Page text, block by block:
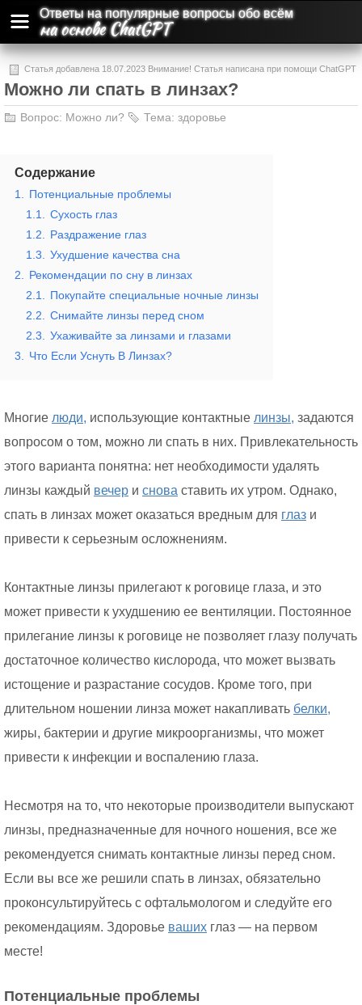
Ответы на популярные вопросы обо всём
на основе ChatGPT
Статья добавлена 18.07.2023 Внимание! Статья написана при помощи ChatGPT
и может содержать ошибки и неточности.
Можно ли спать в линзах?
Вопрос: Можно ли? Тема: здоровье
Содержание
1.
Потенциальные проблемы
1.1.
Сухость глаз
1.2.
Раздражение глаз
1.3.
Ухудшение качества сна
2.
Рекомендации по сну в линзах
2.1.
Покупайте специальные ночные линзы
2.2.
Снимайте линзы перед сном
2.3.
Ухаживайте за линзами и глазами
3.
Что Если Уснуть В Линзах?
Многие люди, использующие контактные линзы, задаются
вопросом о том, можно ли спать в них. Привлекательность
этого варианта понятна: нет необходимости удалять
линзы каждый вечер и снова ставить их утром. Однако,
спать в линзах может оказаться вредным для глаз и
привести к серьезным осложнениям.
Контактные линзы прилегают к роговице глаза, и это
может привести к ухудшению ее вентиляции. Постоянное
прилегание линзы к роговице не позволяет глазу получать
достаточное количество кислорода, что может вызвать
истощение и разрастание сосудов. Кроме того, при
длительном ношении линза может накапливать белки,
жиры, бактерии и другие микроорганизмы, что может
привести к инфекции и воспалению глаза.
Несмотря на то, что некоторые производители выпускают
линзы, предназначенные для ночного ношения, все же
рекомендуется снимать контактные линзы перед сном.
Если вы все же решили спать в линзах, обязательно
проконсультируйтесь с офтальмологом и следуйте его
рекомендациям. Здоровье ваших глаз — на первом
месте!
Потенциальные проблемы